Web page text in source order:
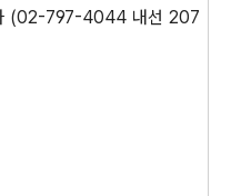
(02-797-4044 내선 207